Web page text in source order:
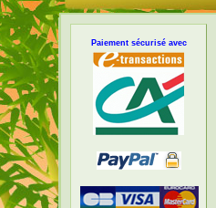
Paiement sécurisé avec